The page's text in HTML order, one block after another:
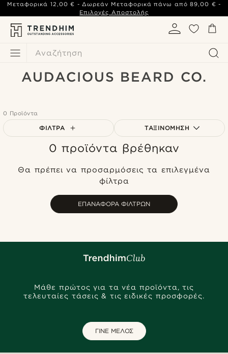
Αναζήτηση
Μεταφορικά 12,00 € - Δωρεάν Μεταφορικά πάνω από 89,00 € -
Επιλογές Αποστολής
AUDACIOUS BEARD CO.
0 Προϊόντα
ΦΊΛΤΡΑ ΤΑΞΙΝΌΜΗΣΗ
Δημοφιλέστερα
0 προϊόντα βρέθηκαν
Θα πρέπει να προσαρμόσεις τα επιλεγμένα
φίλτρα
ΕΠΑΝΑΦΟΡΆ ΦΊΛΤΡΩΝ
Μάθε πρώτος για τα νέα προϊόντα, τις
τελευταίες τάσεις & τις ειδικές προσφορές.
ΓΙΝΕ ΜΕΛΟΣ